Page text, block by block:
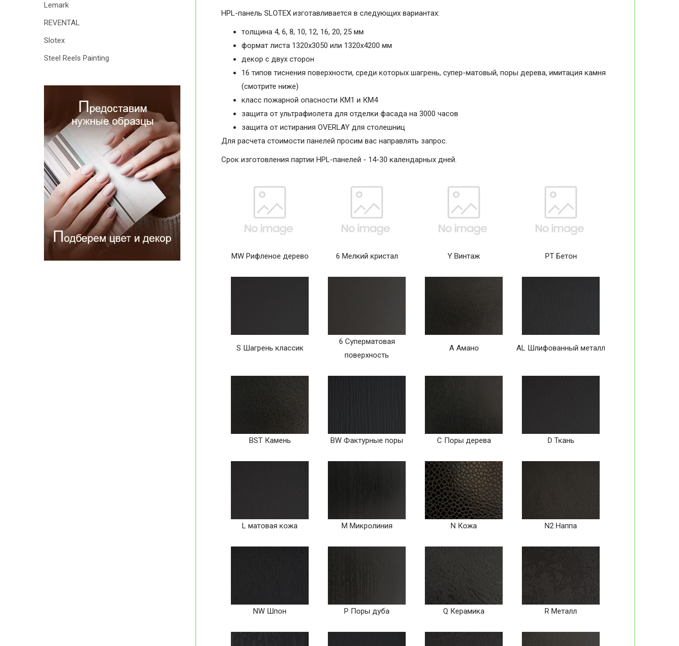
HPL-панель SLOTEX изготавливается в следующих вариантах:
толщина 4, 6, 8, 10, 12, 16, 20, 25 мм
формат листа 1320х3050 или 1320х4200 мм
декор с двух сторон
16 типов тиснения поверхности, среди которых шагрень, супер-матовый, поры дерева, имитация камня
(смотрите ниже)
класс пожарной опасности КМ1 и КМ4
защита от ультрафиолета для отделки фасада на 3000 часов
защита от истирания OVERLAY для столешниц
Для расчета стоимости панелей просим вас направлять запрос.
Срок изготовления партии HPL-панелей - 14-30 календарных дней.
MW Рифленое дерево 6 Мелкий кристал Y Винтаж PT Бетон
S Шагрень классик
6 Суперматовая
поверхность
A Амано AL Шлифованный металл
BST Камень BW Фактурные поры C Поры дерева D Ткань
L матовая кожа M Микролиния N Кожа N2 Наппа
NW Шпон P Поры дуба Q Керамика R Металл
Lemark
REVENTAL
Slotex
Steel Reels Painting